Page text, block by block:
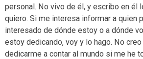
personal. No vivo de él, y escribo en él
quiero. Si me interesa informar a quien
interesado de dónde estoy o a dónde
estoy dedicando, voy y lo hago. No
dedicarme a contar al mundo si me he